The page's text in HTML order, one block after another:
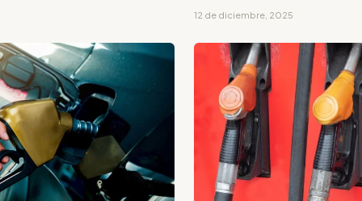
12 de diciembre, 2025